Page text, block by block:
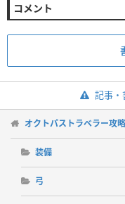
コメント
記事・
オクトパストラベラー攻
装備
弓